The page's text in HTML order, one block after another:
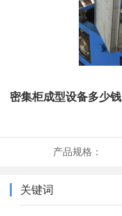
密集柜成型设备多少钱
产品规格：
关键词